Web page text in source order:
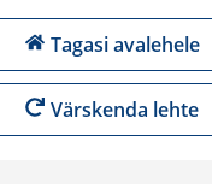
Tagasi avalehele
Värskenda lehte